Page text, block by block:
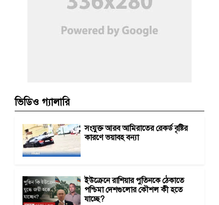
ভিডিও গ্যালারি
সংযুক্ত আরব আমিরাতের রেকর্ড বৃষ্টির
কারণে ভয়াবহ বন্যা
ইউক্রেনে রাশিয়ার পুতিনকে ঠেকাতে
পশ্চিমা দেশগুলোর কৌশল কী হতে
যাচ্ছে?